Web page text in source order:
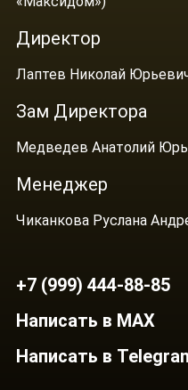
Директор
Лаптев Николай
Зам Директора
Медведев Анатолий
Менеджер
Чиканкова Руслана
+7 (999) 444-88-85
Написать в MAX
Написать в